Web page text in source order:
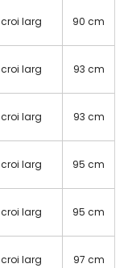
croi larg 90 cm
croi larg 93 cm
croi larg 93 cm
croi larg 95 cm
croi larg 95 cm
croi larg 97 cm